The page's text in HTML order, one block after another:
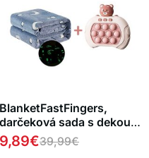
BlanketFastFingers,
darčeková sada s dekou,
ktorá svieti v tme, a
interaktívnou hračkou
9,89€39,99€